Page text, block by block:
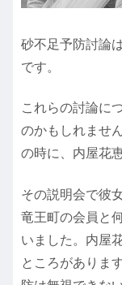
砂不足予防討論
です。
これらの討論に
のかもしれませ
の時に、内屋花
その説明会で彼
竜王町の会員と
いました。内屋
ところがありま